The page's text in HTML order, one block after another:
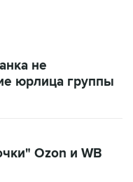
не
юрлица группы
Ozon и WB